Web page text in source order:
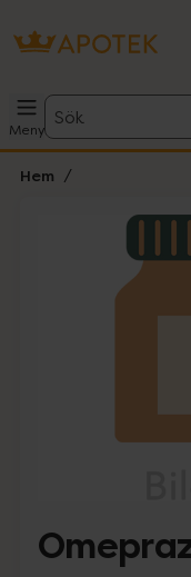
Meny
Sök
Hem
Lista: .